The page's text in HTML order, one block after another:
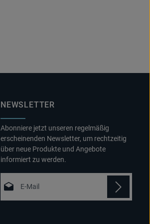
NEWSLETTER
Abonniere jetzt unseren regelmäßig
erscheinenden Newsletter, um rechtzeitig
über neue Produkte und Angebote
informiert zu werden.